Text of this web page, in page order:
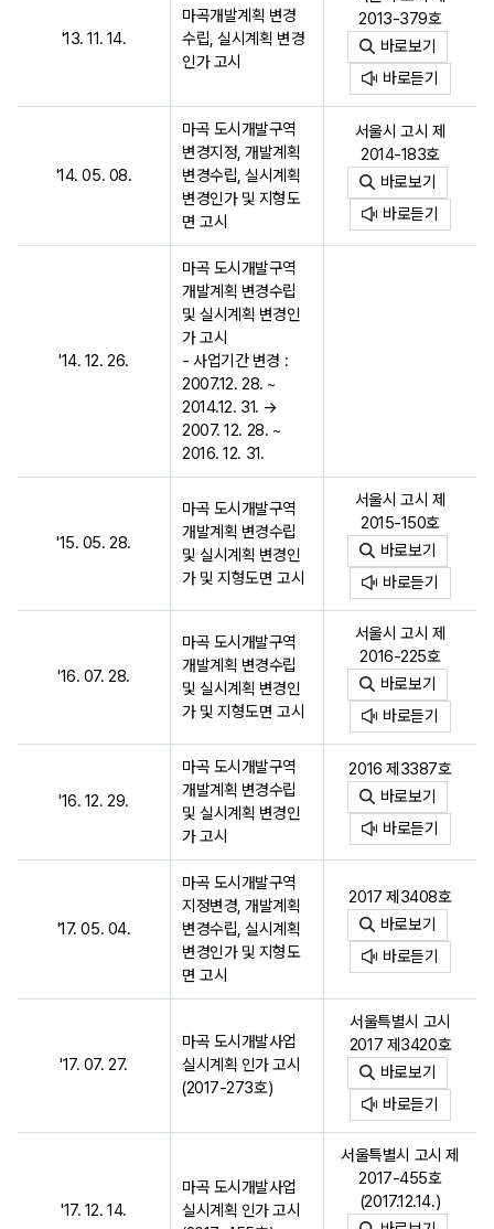
'13. 11. 14.
마곡개발계획 변경
수립, 실시계획 변경
인가 고시
2013-379호
바로보기
바로듣기
'14. 05. 08.
마곡 도시개발구역
변경지정, 개발계획
변경수립, 실시계획
변경인가 및 지형도
면 고시
서울시 고시 제
2014-183호
바로보기
바로듣기
'14. 12. 26.
마곡 도시개발구역
개발계획 변경수립
및 실시계획 변경인
가 고시
- 사업기간 변경 :
2007.12. 28. ~
2014.12. 31. →
2007. 12. 28. ~
2016. 12. 31.
'15. 05. 28.
마곡 도시개발구역
개발계획 변경수립
및 실시계획 변경인
가 및 지형도면 고시
서울시 고시 제
2015-150호
바로보기
바로듣기
'16. 07. 28.
마곡 도시개발구역
개발계획 변경수립
및 실시계획 변경인
가 및 지형도면 고시
서울시 고시 제
2016-225호
바로보기
바로듣기
'16. 12. 29.
마곡 도시개발구역
개발계획 변경수립
및 실시계획 변경인
가 고시
2016 제3387호
바로보기
바로듣기
'17. 05. 04.
마곡 도시개발구역
지정변경, 개발계획
변경수립, 실시계획
변경인가 및 지형도
면 고시
2017 제3408호
바로보기
바로듣기
'17. 07. 27.
마곡 도시개발사업
실시계획 인가 고시
(2017-273호)
서울특별시 고시
2017 제3420호
바로보기
바로듣기
'17. 12. 14.
마곡 도시개발사업
실시계획 인가 고시
서울특별시 고시 제
2017-455호
(2017.12.14.)